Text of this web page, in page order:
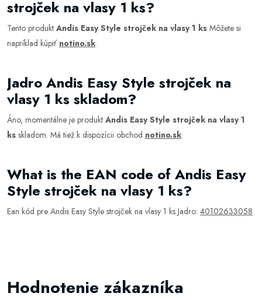
strojček na vlasy 1 ks?
Tento produkt Andis Easy Style strojček na vlasy 1 ks Môžete si
napríklad kúpiť notino.sk.
Jadro Andis Easy Style strojček na
vlasy 1 ks skladom?
Áno, momentálne je produkt Andis Easy Style strojček na vlasy 1
ks skladom. Má tiež k dispozícii obchod notino.sk.
What is the EAN code of Andis Easy
Style strojček na vlasy 1 ks?
Ean kód pre Andis Easy Style strojček na vlasy 1 ks Jadro: 40102633058
Hodnotenie zákazníka